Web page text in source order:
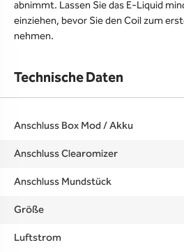
abnimmt. Lassen Sie das E-Liquid
einziehen, bevor Sie den Coil zum
nehmen.
Technische Daten
Anschluss Box Mod / Akku
Anschluss Clearomizer
Anschluss Mundstück
Größe
Luftstrom